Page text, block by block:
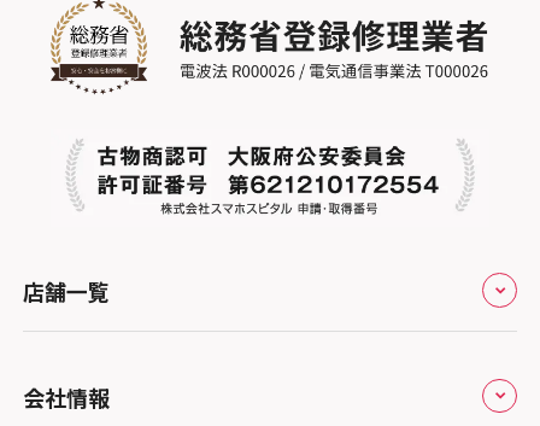
スマホスピタル 佐倉
スマホスピタル テルル松戸五香
スマホスピタル テルル南流山
スマホスピタル テルル宮野木
スマホスピタル 東京大手町
スマホスピタル平和が丘
スマホスピタルビオルネ枚方
スマホスピタル住道オペラパーク
スマホスピタル東大阪ロンモール布施
スマホスピタル堺
スマホスピタル京都河原町
スマホスピタル宇治槙島
店舗一覧
会社情報